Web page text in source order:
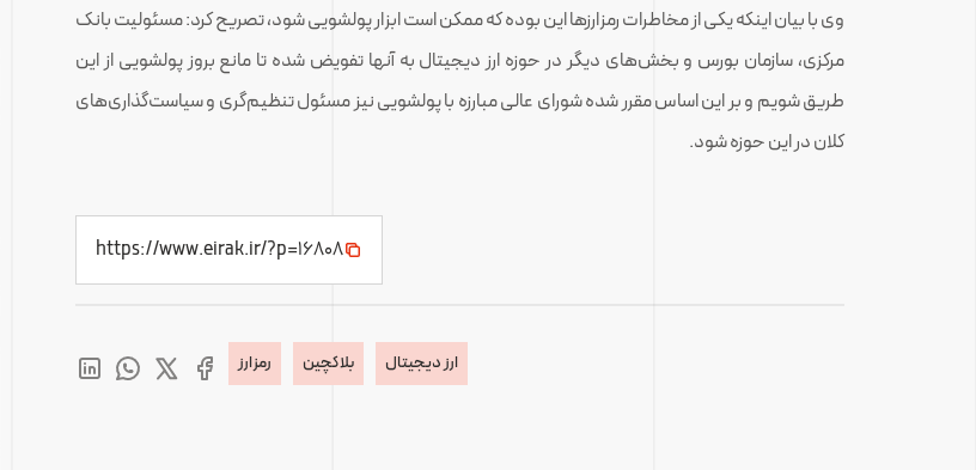
وی با بیان اینکه یکی از مخاطرات رمزارزها این بوده که ممکن است ابزار پولشویی شود، تصریح کرد: مسئولیت بانک
مرکزی، سازمان بورس و بخش‌های دیگر در حوزه ارز دیجیتال به آنها تفویض شده تا مانع بروز پولشویی از این
طریق شویم و بر این اساس مقرر شده شورای عالی مبارزه با پولشویی نیز مسئول تنظیم‌گری و سیاست‌گذاری‌های
کلان در این حوزه شود.
https://www.eirak.ir/?p=16808
ارز دیجیتال بلاکچین‌ رمزارز